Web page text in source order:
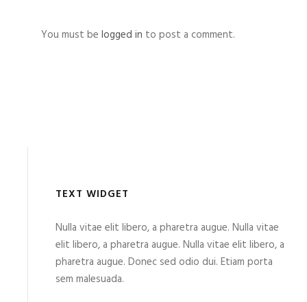
You must be logged in to post a comment.
TEXT WIDGET
Nulla vitae elit libero, a pharetra augue. Nulla vitae
elit libero, a pharetra augue. Nulla vitae elit libero, a
pharetra augue. Donec sed odio dui. Etiam porta
sem malesuada.